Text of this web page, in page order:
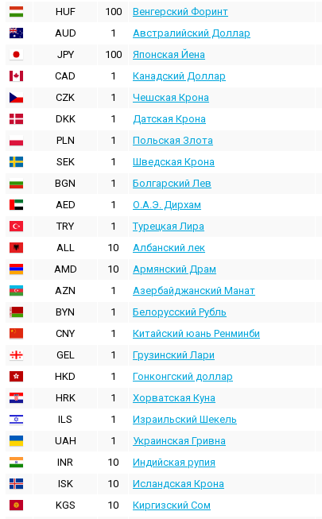
HUF
100 Венгерский Форинт
AUD
1 Австралийский Доллар
JPY
100 Японская Йена
CAD
1 Канадский Доллар
CZK
1 Чешская Крона
DKK
1 Датская Крона
PLN
1 Польская Злота
SEK
1 Шведская Крона
BGN
1 Болгарский Лев
AED
1 О.А.Э. Дирхам
TRY
1 Турецкая Лира
ALL
10 Албанский лек
AMD
10 Армянский Драм
AZN
1 Азербайджанский Манат
BYN
1 Белорусский Рубль
CNY
1 Китайский юань Ренминби
GEL
1 Грузинский Лари
HKD
1 Гонконгский доллаp
HRK
1 Хорватская Куна
ILS
1 Израильский Шекель
UAH
1 Украинская Гривна
INR
10 Индийская pупия
ISK
10 Исландская Крона
KGS
10 Киргизский Сом